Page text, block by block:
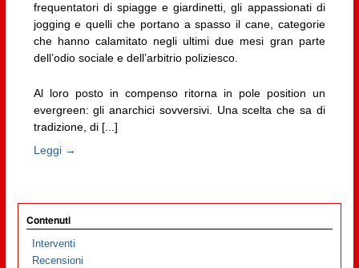
frequentatori di spiagge e giardinetti, gli appassionati di
jogging e quelli che portano a spasso il cane, categorie
che hanno calamitato negli ultimi due mesi gran parte
dell’odio sociale e dell’arbitrio poliziesco.
Al loro posto in compenso ritorna in pole position un
evergreen: gli anarchici sovversivi. Una scelta che sa di
tradizione, di [...]
Leggi →
Contenuti
Interventi
Recensioni